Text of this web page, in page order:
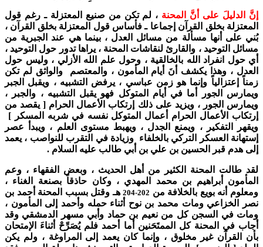
إنَّ الدليلَ على أنَّ المحنة ، لم تكن من صنيع المعتزلة ـ رغم قول
المعتزلة بخلق القرآن إجماعا ـ فأساس قول المعتزلة بخلق القرآن ،
بُني على أنها مسألة من مسائل العدل ، بينما هي عند الجبرية من
مسائل التوحيد ، والقارئ لنقاشات المحنة ، يراها تدور حول التوحيد ،
أي حول انفراد الله بالخالقية ، وحول علم الله الأزلي ، وليس حول
العدل ، وهذا يكشف أنَ أيام المأمون ، والمعتصم والواثق لم تكن
زمناً إعتزالياً وإنما هو زمن عباسي ، يرفض التشبيه ، ويقبل الجبر
ويمارس الجور أما في أيام المتوكل فهو يقبل التشبيه ، والجبر ،
ويمارس الجور ، ويزيد على ذلك إرتكاب الأعمال الحرام [ يقصد من
إرتكاب الأعمال الحرام أعمال المتوكل نفسه في شربه المسكر ]
ويقهر التفكير ، ويمنع الجدل ، ويهبط مستوى العلم ، ويبدأ عصر
إستهانة العسكر التركي بالخلفاء وزيادة في التقرب للنواصب ، يعمد
إلى هدم قبر الحسين بن علي بن أبي طالب عليه السلام .
لقد طالت المحنة الكثير من أهل الحديث ، وبعض الفقهاء ، وعم
المأمون أبراهيم بن محمد المهدي ، وكان حاذقاً بصنعة الغناء ،
ومعلوم أنه بويع بالخلافة من 202-
204هـ وقتل بسبب المحنة أحمد بن
نصر الخزاعي ومات محمد بن نوح أثناء حمله وأحمد إلى المأمون ،
ومات في السجن كل من نعيم بن حماد وأبي مسهر الدمشقي وقد
أجاب في المحنة كل الممتَحَنين أما أحمد فلم يُصَرِّحْ أثناءَ الإمتحان
بأن القرآن غير مخلوق ، وإنما كان يعمد إلى المراوغة ، ولم يكن